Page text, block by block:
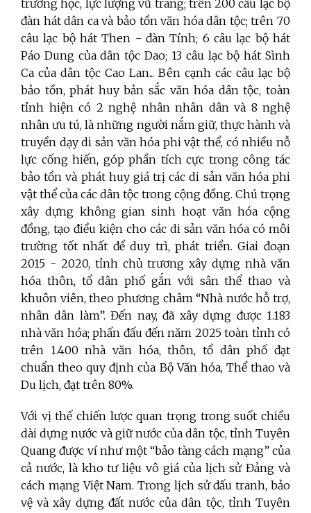
trường học, lực lượng vũ trang; trên 200 câu lạc bộ
đàn hát dân ca và bảo tồn văn hóa dân tộc; trên 70
câu lạc bộ hát Then - đàn Tính; 6 câu lạc bộ hát
Páo Dung của dân tộc Dao; 13 câu lạc bộ hát Sình
Ca của dân tộc Cao Lan... Bên cạnh các câu lạc bộ
bảo tồn, phát huy bản sắc văn hóa dân tộc, toàn
tỉnh hiện có 2 nghệ nhân nhân dân và 8 nghệ
nhân ưu tú, là những người nắm giữ, thực hành và
truyền dạy di sản văn hóa phi vật thể, có nhiều nỗ
lực cống hiến, góp phần tích cực trong công tác
bảo tồn và phát huy giá trị các di sản văn hóa phi
vật thể của các dân tộc trong cộng đồng. Chú trọng
xây dựng không gian sinh hoạt văn hóa cộng
đồng, tạo điều kiện cho các di sản văn hóa có môi
trường tốt nhất để duy trì, phát triển. Giai đoạn
2015 - 2020, tỉnh chủ trương xây dựng nhà văn
hóa thôn, tổ dân phố gắn với sân thể thao và
khuôn viên, theo phương châm “Nhà nước hỗ trợ,
nhân dân làm”. Đến nay, đã xây dựng được 1.183
nhà văn hóa; phấn đấu đến năm 2025 toàn tỉnh có
trên 1.400 nhà văn hóa, thôn, tổ dân phố đạt
chuẩn theo quy định của Bộ Văn hóa, Thể thao và
Du lịch, đạt trên 80%.
Với vị thế chiến lược quan trọng trong suốt chiều
dài dựng nước và giữ nước của dân tộc, tỉnh Tuyên
Quang được ví như một “bảo tàng cách mạng” của
cả nước, là kho tư liệu vô giá của lịch sử Đảng và
cách mạng Việt Nam. Trong lịch sử đấu tranh, bảo
vệ và xây dựng đất nước của dân tộc, tỉnh Tuyên